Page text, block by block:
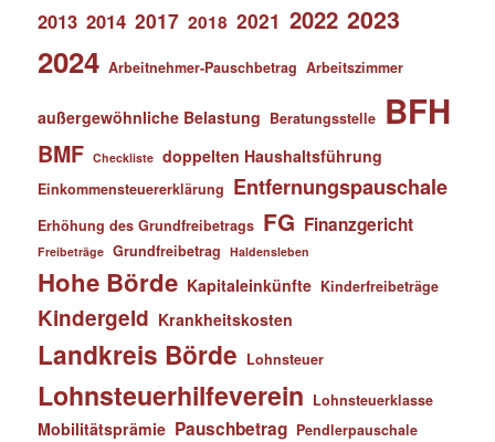
2013 2014 2017 2018 2021 2022 2023
2024 Arbeitnehmer-Pauschbetrag Arbeitszimmer
außergewöhnliche Belastung Beratungsstelle BFH
BMF Checkliste doppelten Haushaltsführung
Einkommensteuererklärung Entfernungspauschale
Erhöhung des Grundfreibetrags FG Finanzgericht
Freibeträge Grundfreibetrag Haldensleben
Hohe Börde Kapitaleinkünfte Kinderfreibeträge
Kindergeld Krankheitskosten
Landkreis Börde Lohnsteuer
Lohnsteuerhilfeverein Lohnsteuerklasse
Mobilitätsprämie Pauschbetrag Pendlerpauschale